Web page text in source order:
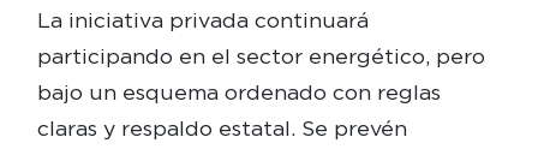
La iniciativa privada continuará
participando en el sector energético, pero
bajo un esquema ordenado con reglas
claras y respaldo estatal. Se prevén